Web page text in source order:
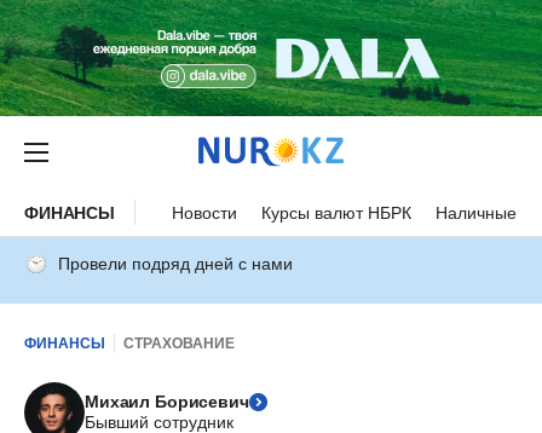
ФИНАНСЫ Новости Курсы валют НБРК Наличные
Провели подряд дней с нами
ФИНАНСЫ СТРАХОВАНИЕ
Михаил Борисевич
Бывший сотрудник